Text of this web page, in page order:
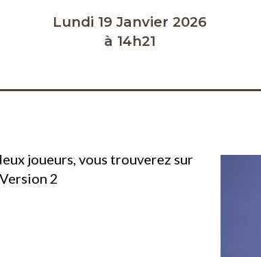
Lundi 19 Janvier 2026
à 14h21
joueurs, vous trouverez sur
2